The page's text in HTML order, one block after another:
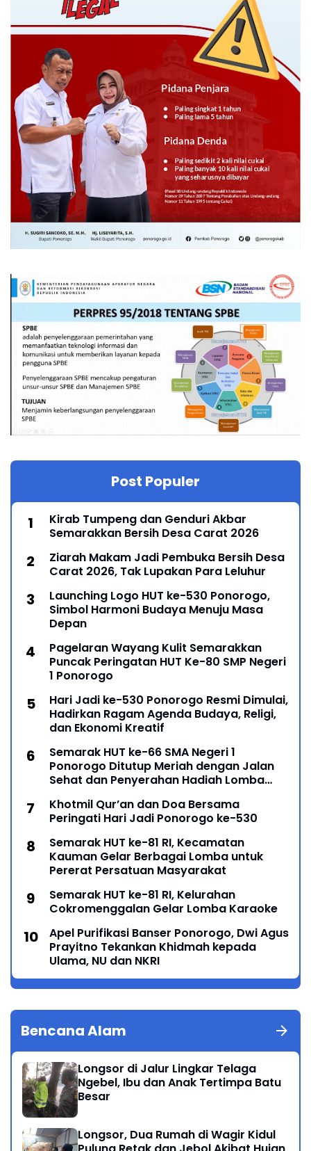
Post Populer
Kirab Tumpeng dan Genduri Akbar
Semarakkan Bersih Desa Carat 2026
Ziarah Makam Jadi Pembuka Bersih Desa
Carat 2026, Tak Lupakan Para Leluhur
Launching Logo HUT ke-530 Ponorogo,
Simbol Harmoni Budaya Menuju Masa
Depan
Pagelaran Wayang Kulit Semarakkan
Puncak Peringatan HUT Ke-80 SMP Negeri
1 Ponorogo
Hari Jadi ke-530 Ponorogo Resmi Dimulai,
Hadirkan Ragam Agenda Budaya, Religi,
dan Ekonomi Kreatif
Semarak HUT ke-66 SMA Negeri 1
Ponorogo Ditutup Meriah dengan Jalan
Sehat dan Penyerahan Hadiah Lomba
Khotmil Qur’an dan Doa Bersama
Peringati Hari Jadi Ponorogo ke-530
Semarak HUT ke-81 RI, Kecamatan
Kauman Gelar Berbagai Lomba untuk
Pererat Persatuan Masyarakat
Semarak HUT ke-81 RI, Kelurahan
Cokromenggalan Gelar Lomba Karaoke
Apel Purifikasi Banser Ponorogo, Dwi Agus
Prayitno Tekankan Khidmah kepada
Ulama, NU dan NKRI
Bencana Alam
Longsor di Jalur Lingkar Telaga
Ngebel, Ibu dan Anak Tertimpa Batu
Besar
Longsor, Dua Rumah di Wagir Kidul